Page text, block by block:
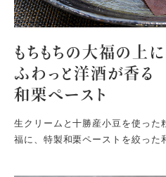
もちもちの大福の上に
ふわっと洋酒が香る
和栗ペースト
生クリームと十勝産小豆を使った
福に、特製和栗ペーストを絞った